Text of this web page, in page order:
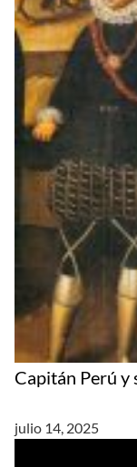
Capitán Perú y
julio 14, 2025